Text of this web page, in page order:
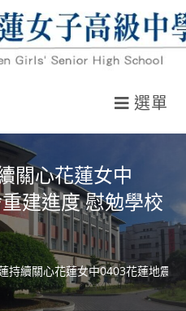
選單
關心花蓮女中
建進度 慰勉學校
持續關心花蓮女中0403花蓮地震